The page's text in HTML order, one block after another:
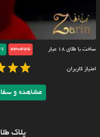
ساخت با طلای ۱۸ عیار 23/426
امتیاز کاربران
مشاهده و
پلاک